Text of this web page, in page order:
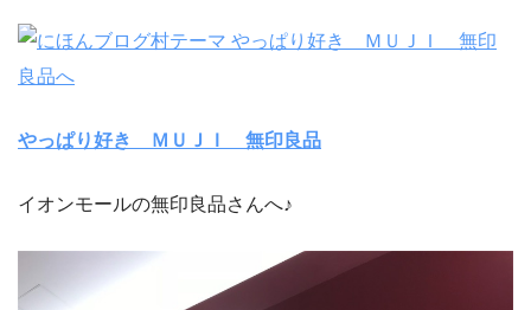
やっぱり好き ＭＵＪＩ 無印良品
イオンモールの無印良品さんへ♪